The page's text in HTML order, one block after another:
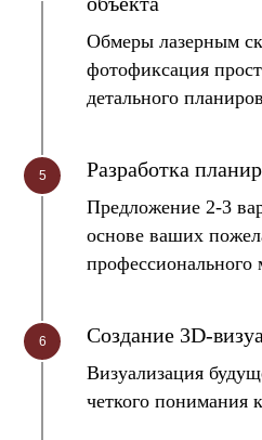
Обмеры лазерным
фотофиксация
детального
Разработка
Предложение 2-3
основе ваших
профессионального
Создание 3D-
Визуализация
четкого понимания